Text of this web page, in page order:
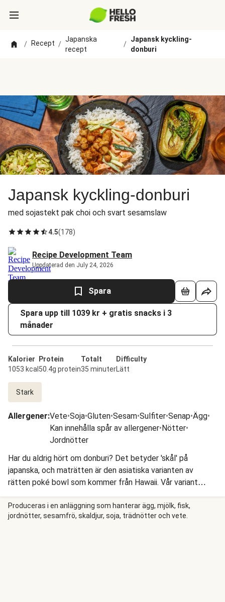
/ Recept /
Japanska
recept
/
Japansk kyckling-
donburi
Japansk kyckling-donburi
med sojastekt pak choi och svart sesamslaw
4.5(178)
Recipe Development Team
Uppdaterad den July 24, 2026
Spara
Spara upp till 1039 kr + gratis snacks i 3
månader
Kalorier
1053 kcal
Protein
50.4g protein
Totalt
35 minuter
Difficulty
Lätt
Stark
Allergener:Vete•Soja•Gluten•Sesam•Sulfiter•Senap•Ägg•
Kan innehålla spår av allergener•Nötter•
Jordnötter
Har du aldrig hört om donburi? Det betyder 'skål' på
japanska, och maträtten är den asiatiska varianten av
rätten poké bowl som kommer från Hawaii. Vår variant
innehåller fluffigt ris, välkryddad kyckling och svart
sesamslaw med gurka och morot. Vi serverar vår japanska
kyckling-donburi med sojastekt pak choi, picklad kål och
Produceras i en anläggning som hanterar ägg, mjölk, fisk,
jordnötter, sesamfrö, skaldjur, soja, trädnötter och vete.